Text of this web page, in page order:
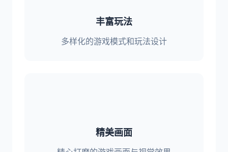
丰富玩法
多样化的游戏模式和玩法设计
精美画面